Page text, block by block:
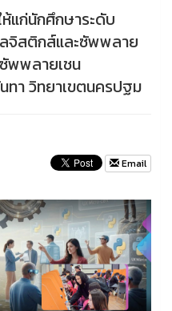
แก่นักศึกษาระดับ
จิสติกส์และซัพพลาย
พพลายเชน
ทา วิทยาเขตนครปฐม
Email